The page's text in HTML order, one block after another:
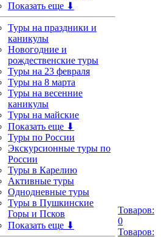
Показать еще ⬇
Туры на праздники и
каникулы
Новогодние и
рождественские туры
Туры на 23 февраля
Туры на 8 марта
Туры на весенние
каникулы
Туры на майские
Показать еще ⬇
Туры по России
Экскурсионные туры по
России
Туры в Карелию
Активные туры
Однодневные туры
Туры в Пушкинские
Горы и Псков
Показать еще ⬇
Товаров:
0
Товаров: